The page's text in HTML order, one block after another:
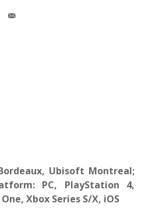
Ubisoft Montreal;
PC, PlayStation 4,
Xbox Series S/X, iOS